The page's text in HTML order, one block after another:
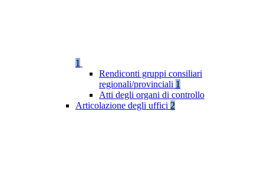
1
Rendiconti gruppi consiliari
regionali/provinciali 1
Atti degli organi di controllo
Articolazione degli uffici 2